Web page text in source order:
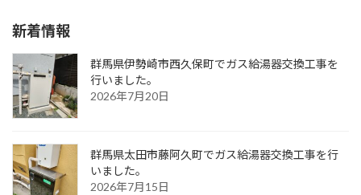
新着情報
群馬県伊勢崎市西久保町でガス給湯器交換工事を
行いました。
2026年7月20日
群馬県太田市藤阿久町でガス給湯器交換工事を行
いました。
2026年7月15日